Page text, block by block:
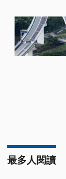
最多人閱讀